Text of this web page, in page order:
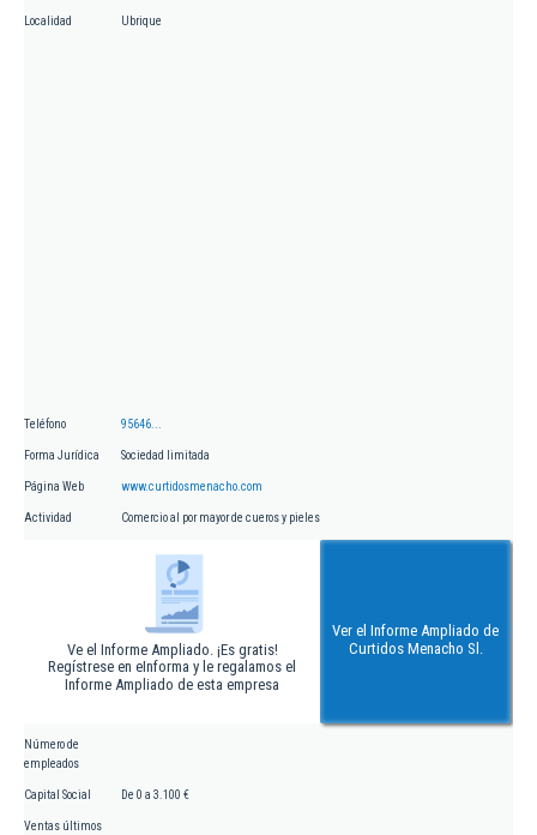
Localidad Ubrique
Teléfono 95646...
Forma Jurídica Sociedad limitada
Página Web www.curtidosmenacho.com
Actividad Comercio al por mayor de cueros y pieles
Ve el Informe Ampliado. ¡Es gratis!
Regístrese en eInforma y le regalamos el
Informe Ampliado de esta empresa
Ver el Informe Ampliado de
Curtidos Menacho Sl.
Número de
empleados
Capital Social De 0 a 3.100 €
Ventas últimos